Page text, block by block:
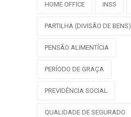
HOME OFFICE INSS
PARTILHA (DIVISÃO DE BENS)
PENSÃO ALIMENTÍCIA
PERÍODO DE GRAÇA
PREVIDÊNCIA SOCIAL
QUALIDADE DE SEGURADO